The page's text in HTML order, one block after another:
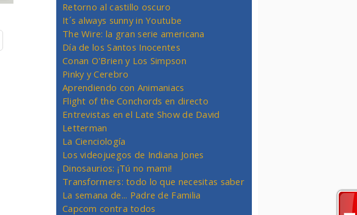
Retorno al castillo oscuro
It´s always sunny in Youtube
The Wire: la gran serie americana
Día de los Santos Inocentes
Conan O'Brien y Los Simpson
Pinky y Cerebro
Aprendiendo con Animaniacs
Flight of the Conchords en directo
Entrevistas en el Late Show de David
Letterman
La Cienciología
Los videojuegos de Indiana Jones
Dinosaurios: ¡Tú no mami!
Transformers: todo lo que necesitas saber
La semana de... Padre de Familia
Capcom contra todos